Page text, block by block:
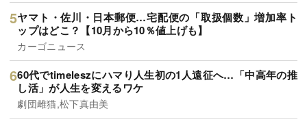
ヤマト・佐川・日本郵便…宅配便の「取扱個数」増加率ト
ップはどこ？【10月から10％値上げも】
カーゴニュース
60代でtimeleszにハマり人生初の1人遠征へ…「中高年の推
し活」が人生を変えるワケ
劇団雌猫,松下真由美